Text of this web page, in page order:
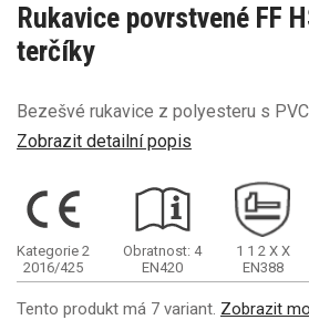
Rukavice povrstvené FF
terčíky
Bezešvé rukavice z polyesteru s
Zobrazit detailní popis
Kategorie 2
2016/425
Obratnost: 4
EN420
1 1 2 X X
EN388
Tento produkt má 7 variant. Zobrazit